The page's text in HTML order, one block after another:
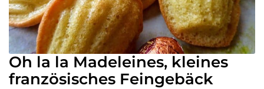
Oh la la Madeleines, kleines
französisches Feingebäck